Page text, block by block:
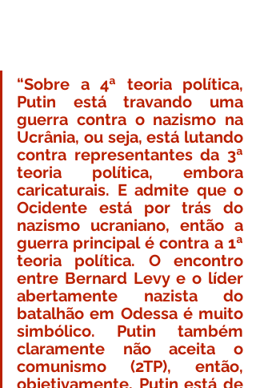
“Sobre a 4ª teoria política,
Putin está travando uma
guerra contra o nazismo na
Ucrânia, ou seja, está lutando
contra representantes da 3ª
teoria política, embora
caricaturais. E admite que o
Ocidente está por trás do
nazismo ucraniano, então a
guerra principal é contra a 1ª
teoria política. O encontro
entre Bernard Levy e o líder
abertamente nazista do
batalhão em Odessa é muito
simbólico. Putin também
claramente não aceita o
comunismo (2TP), então,
objetivamente, Putin está de